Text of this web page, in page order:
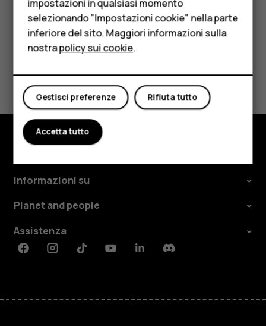
Per le imprese
Tablet
Negozio
Il mio account
Ti è stato d'aiuto?
Sì No
Informazioni su
Planet and people
Assistenza
FacebookInstagramTiktokYoutubeLinkedinDiscord
impostazioni in qualsiasi momento
selezionando "Impostazioni cookie" nella parte
inferiore del sito. Maggiori informazioni sulla
nostrapolicy sui cookie.
Rifiuta tutto
Gestisci preferenze
Accetta tutto